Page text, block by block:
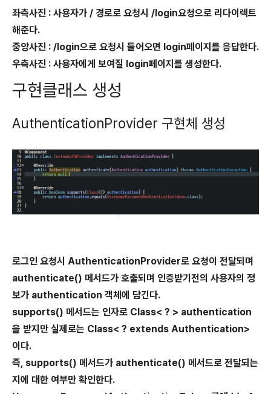
좌측사진 : 사용자가 / 경로로 요청시 /login요청으로 리다이렉트
해준다.
중앙사진 : /login으로 요청시 들어오면 login페이지를 응답한다.
우측사진 : 사용자에게 보여질 login페이지를 생성한다.
구현클래스 생성
AuthenticationProvider 구현체 생성
로그인 요청시 AuthenticationProvider로 요청이 전달되며
authenticate() 메서드가 호출되며 인증받기전의 사용자의 정
보가 authentication 객체에 담긴다.
supports() 메서드는 인자로 Class< ? > authentication
을 받지만 실제로는 Class< ? extends Authentication>
이다.
즉, supports() 메서드가 authenticate() 메서드로 전달되는
지에 대한 여부만 확인한다.